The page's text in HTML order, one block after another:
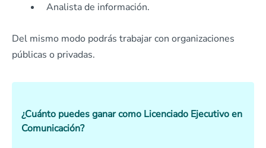
Analista de información.
Del mismo modo podrás trabajar con organizaciones
públicas o privadas.
¿Cuánto puedes ganar como Licenciado Ejecutivo en
Comunicación?